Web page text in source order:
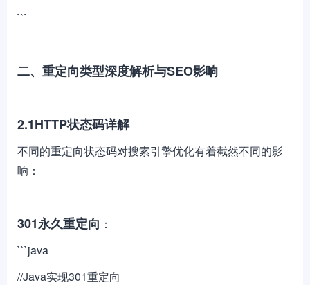
```
二、重定向类型深度解析与SEO影响
2.1HTTP状态码详解
不同的重定向状态码对搜索引擎优化有着截然不同的影
响：
301永久重定向 ：
```java
//Java实现301重定向